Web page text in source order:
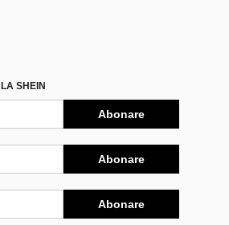
SHEIN
Abonare
Abonare
Abonare